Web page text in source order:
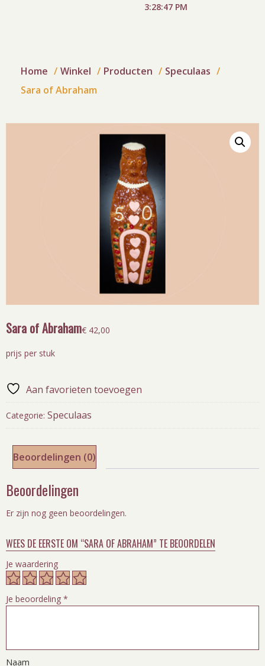
3:28:48 PM
Home Winkel Producten
Speculaas
Sara of Abraham
Sara of Abraham€ 42,00
prijs per stuk
Aan favorieten toevoegen
Categorie: Speculaas
Beoordelingen (0)
Beoordelingen
Er zijn nog geen beoordelingen.
WEES DE EERSTE OM “SARA OF ABRAHAM” TE BEOORDELEN
Je waardering
Je beoordeling *
Naam